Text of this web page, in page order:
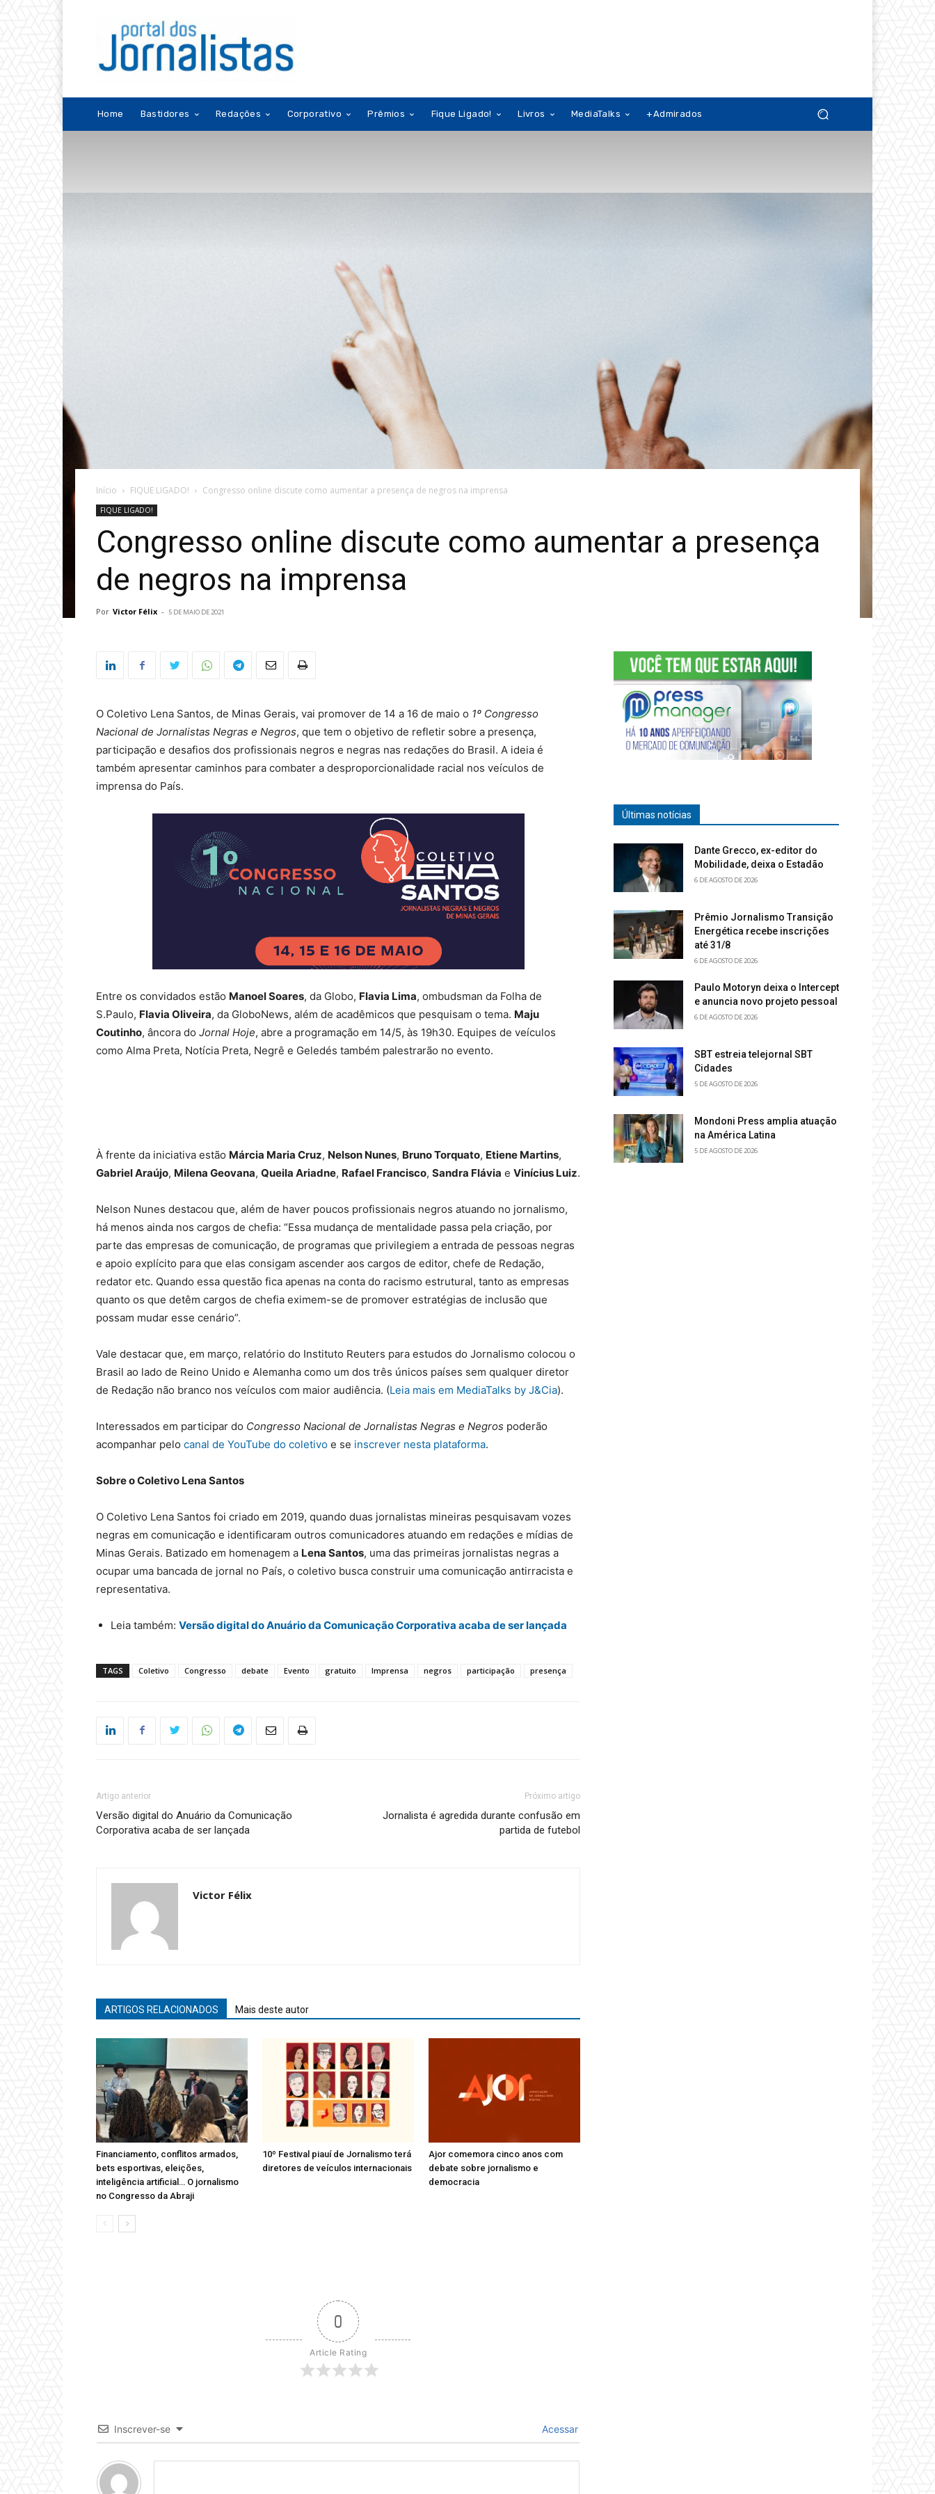
Home Bastidores Redações Corporativo Prêmios Fique Ligado! Livros MediaTalks +Admirados
Início FIQUE LIGADO! Congresso online discute como aumentar a presença de negros na imprensa
FIQUE LIGADO!
Congresso online discute como aumentar a presença
de negros na imprensa
Por Victor Félix - 5 DE MAIO DE 2021
O Coletivo Lena Santos, de Minas Gerais, vai promover de 14 a 16 de maio o 1º Congresso
Nacional de Jornalistas Negras e Negros, que tem o objetivo de refletir sobre a presença,
participação e desafios dos profissionais negros e negras nas redações do Brasil. A ideia é
também apresentar caminhos para combater a desproporcionalidade racial nos veículos de
imprensa do País.
Entre os convidados estão Manoel Soares, da Globo, Flavia Lima, ombudsman da Folha de
S.Paulo, Flavia Oliveira, da GloboNews, além de acadêmicos que pesquisam o tema. Maju
Coutinho, âncora do Jornal Hoje, abre a programação em 14/5, às 19h30. Equipes de veículos
como Alma Preta, Notícia Preta, Negrê e Geledés também palestrarão no evento.
À frente da iniciativa estão Márcia Maria Cruz, Nelson Nunes, Bruno Torquato, Etiene Martins,
Gabriel Araújo, Milena Geovana, Queila Ariadne, Rafael Francisco, Sandra Flávia e Vinícius Luiz.
Nelson Nunes destacou que, além de haver poucos profissionais negros atuando no jornalismo,
há menos ainda nos cargos de chefia: “Essa mudança de mentalidade passa pela criação, por
parte das empresas de comunicação, de programas que privilegiem a entrada de pessoas negras
e apoio explícito para que elas consigam ascender aos cargos de editor, chefe de Redação,
redator etc. Quando essa questão fica apenas na conta do racismo estrutural, tanto as empresas
quanto os que detêm cargos de chefia eximem-se de promover estratégias de inclusão que
possam mudar esse cenário”.
Vale destacar que, em março, relatório do Instituto Reuters para estudos do Jornalismo colocou o
Brasil ao lado de Reino Unido e Alemanha como um dos três únicos países sem qualquer diretor
de Redação não branco nos veículos com maior audiência. (Leia mais em MediaTalks by J&Cia).
Interessados em participar do Congresso Nacional de Jornalistas Negras e Negros poderão
acompanhar pelo canal de YouTube do coletivo e se inscrever nesta plataforma.
Sobre o Coletivo Lena Santos
O Coletivo Lena Santos foi criado em 2019, quando duas jornalistas mineiras pesquisavam vozes
negras em comunicação e identificaram outros comunicadores atuando em redações e mídias de
Minas Gerais. Batizado em homenagem a Lena Santos, uma das primeiras jornalistas negras a
ocupar uma bancada de jornal no País, o coletivo busca construir uma comunicação antirracista e
representativa.
Leia também: Versão digital do Anuário da Comunicação Corporativa acaba de ser lançada
TAGS Coletivo Congresso debate Evento gratuito Imprensa negros participação presença
Artigo anterior
Versão digital do Anuário da Comunicação
Corporativa acaba de ser lançada
Próximo artigo
Jornalista é agredida durante confusão em
partida de futebol
Victor Félix
ARTIGOS RELACIONADOS Mais deste autor
Financiamento, conflitos armados,
bets esportivas, eleições,
inteligência artificial… O jornalismo
no Congresso da Abraji
10º Festival piauí de Jornalismo terá
diretores de veículos internacionais
Ajor comemora cinco anos com
debate sobre jornalismo e
democracia
0
Article Rating
Inscrever-se Acessar
Últimas notícias
Dante Grecco, ex-editor do
Mobilidade, deixa o Estadão
6 DE AGOSTO DE 2026
Prêmio Jornalismo Transição
Energética recebe inscrições
até 31/8
6 DE AGOSTO DE 2026
Paulo Motoryn deixa o Intercept
e anuncia novo projeto pessoal
6 DE AGOSTO DE 2026
SBT estreia telejornal SBT
Cidades
5 DE AGOSTO DE 2026
Mondoni Press amplia atuação
na América Latina
5 DE AGOSTO DE 2026